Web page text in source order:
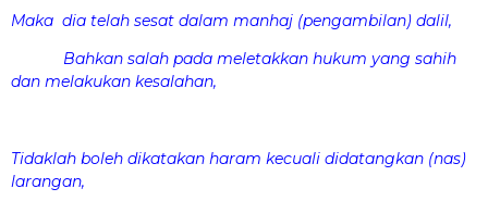
Maka dia telah sesat dalam manhaj (pengambilan) dalil,
Bahkan salah pada meletakkan hukum yang sahih
dan melakukan kesalahan,
Tidaklah boleh dikatakan haram kecuali didatangkan (nas)
larangan,